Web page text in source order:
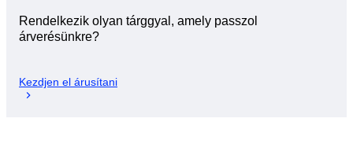
Rendelkezik olyan tárggyal, amely passzol
árverésünkre?
Kezdjen el árusítani